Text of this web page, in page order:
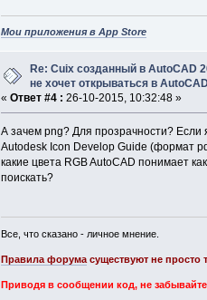
Мои приложения в App Store
Re: Cuix созданный в AutoCAD
не хочет открываться в
« Ответ #4 : 26-10-2015, 10:32:48 »
А зачем png? Для прозрачности? Если
Autodesk Icon Develop Guide (формат
какие цвета RGB AutoCAD понимает
поискать?
Все, что сказано - личное мнение.
Правила форумасуществуют не просто
Приводя в сообщении код, не